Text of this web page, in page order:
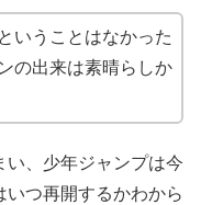
いうことはなかった
の出来は素晴らしか
い、少年ジャンプは今
つ再開するかわから